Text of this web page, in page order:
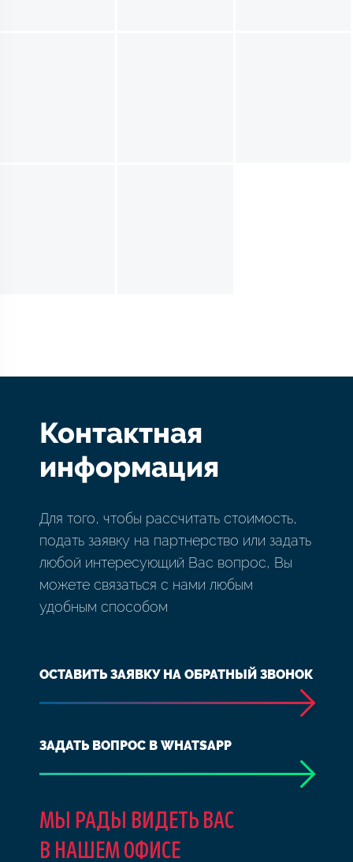
Контактная
информация
Для того, чтобы рассчитать стоимость,
подать заявку на партнерство или задать
любой интересующий Вас вопрос, Вы
можете связаться с нами любым
удобным способом
ОСТАВИТЬ ЗАЯВКУ НА ОБРАТНЫЙ ЗВОНОК
ЗАДАТЬ ВОПРОС В WHATSAPP
МЫ РАДЫ ВИДЕТЬ ВАС
В НАШЕМ ОФИСЕ